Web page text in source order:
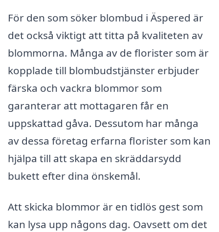
För den som söker blombud i Äspered är
det också viktigt att titta på kvaliteten av
blommorna. Många av de florister som är
kopplade till blombudstjänster erbjuder
färska och vackra blommor som
garanterar att mottagaren får en
uppskattad gåva. Dessutom har många
av dessa företag erfarna florister som kan
hjälpa till att skapa en skräddarsydd
bukett efter dina önskemål.
Att skicka blommor är en tidlös gest som
kan lysa upp någons dag. Oavsett om det